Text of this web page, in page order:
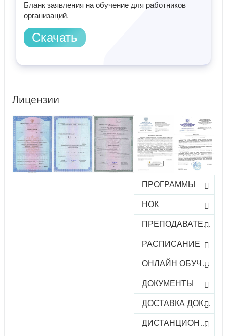
Бланк заявления на обучение для работников
организаций.
Скачать
Лицензии
ПРОГРАММЫ
НОК
ПРЕПОДАВАТЕЛИ
РАСПИСАНИЕ
ОНЛАЙН ОБУЧЕНИЕ
ДОКУМЕНТЫ
ДОСТАВКА ДОКУМЕНТОВ
ДИСТАНЦИОННОЕ ОБУЧЕНИЕ